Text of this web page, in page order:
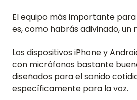
El equipo más importante
es, como habrás adivinado, un
Los dispositivos iPhone y
con micrófonos bastante
diseñados para el sonido
específicamente para la voz.